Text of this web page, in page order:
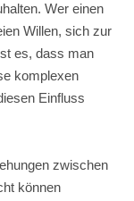
Wer einen
Willen, sich zur
es, dass man
komplexen
Einfluss
zwischen
können